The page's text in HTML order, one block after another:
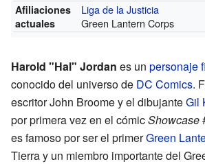
Afiliaciones
actuales
Liga de la Justicia
Green Lantern Corps
Harold "Hal" Jordan es un personaje
conocido del universo de DC Comics.
escritor John Broome y el dibujanteGil
por primera vez en el cómicShowcase
es famoso por ser el primerGreen
Tierra y un miembro importante del